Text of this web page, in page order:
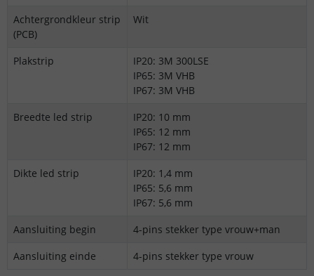
Achtergrondkleur strip
(PCB)
Wit
Plakstrip
IP20: 3M 300LSE
IP65: 3M VHB
IP67: 3M VHB
Breedte led strip
IP20: 10 mm
IP65: 12 mm
IP67: 12 mm
Dikte led strip
IP20: 1,4 mm
IP65: 5,6 mm
IP67: 5,6 mm
Aansluiting begin
4-pins stekker type vrouw+man
Aansluiting einde
4-pins stekker type vrouw